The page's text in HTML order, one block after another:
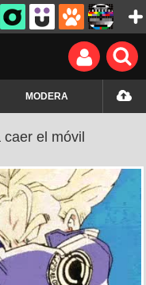
MODERA
el móvil